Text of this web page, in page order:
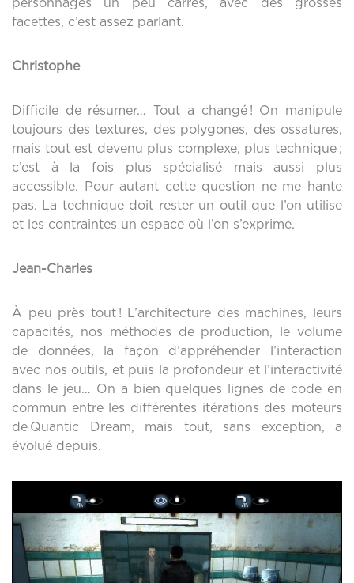
facettes, c’est assez parlant.
Christophe
Difficile de résumer… Tout a changé ! On manipule
toujours des textures, des polygones, des ossatures,
mais tout est devenu plus complexe, plus technique ;
c’est à la fois plus spécialisé mais aussi plus
accessible. Pour autant cette question ne me hante
pas. La technique doit rester un outil que l’on utilise
et les contraintes un espace où l’on s’exprime.
Jean-Charles
À peu près tout ! L’architecture des machines, leurs
capacités, nos méthodes de production, le volume
de données, la façon d’appréhender l’interaction
avec nos outils, et puis la profondeur et l’interactivité
dans le jeu… On a bien quelques lignes de code en
commun entre les différentes itérations des moteurs
de Quantic Dream, mais tout, sans exception, a
évolué depuis.